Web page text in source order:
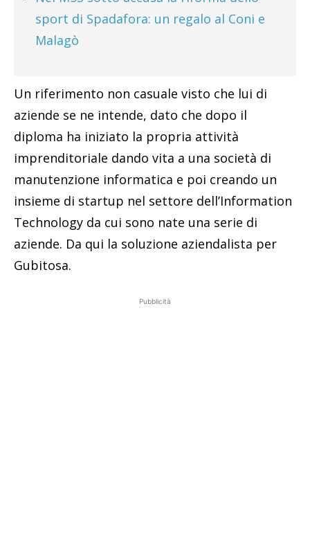
sport di Spadafora: un regalo al Coni e
Malagò
Un riferimento non casuale visto che lui di
aziende se ne intende, dato che dopo il
diploma ha iniziato la propria attività
imprenditoriale dando vita a una società di
manutenzione informatica e poi creando un
insieme di startup nel settore dell’Information
Technology da cui sono nate una serie di
aziende. Da qui la soluzione aziendalista per
Gubitosa.
Pubblicità